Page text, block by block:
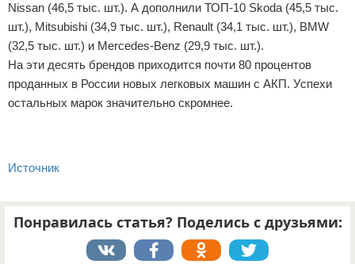
Nissan (46,5 тыс. шт.). А дополнили ТОП-10 Skoda (45,5 тыс.
шт.), Mitsubishi (34,9 тыс. шт.), Renault (34,1 тыс. шт.), BMW
(32,5 тыс. шт.) и Mercedes-Benz (29,9 тыс. шт.).
На эти десять брендов приходится почти 80 процентов
проданных в России новых легковых машин с АКП. Успехи
остальных марок значительно скромнее.
Источник
Понравилась статья? Поделись с друзьями: